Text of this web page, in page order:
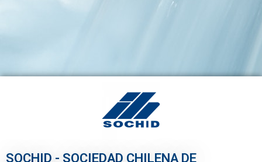
SOCHID - SOCIEDAD CHILENA DE